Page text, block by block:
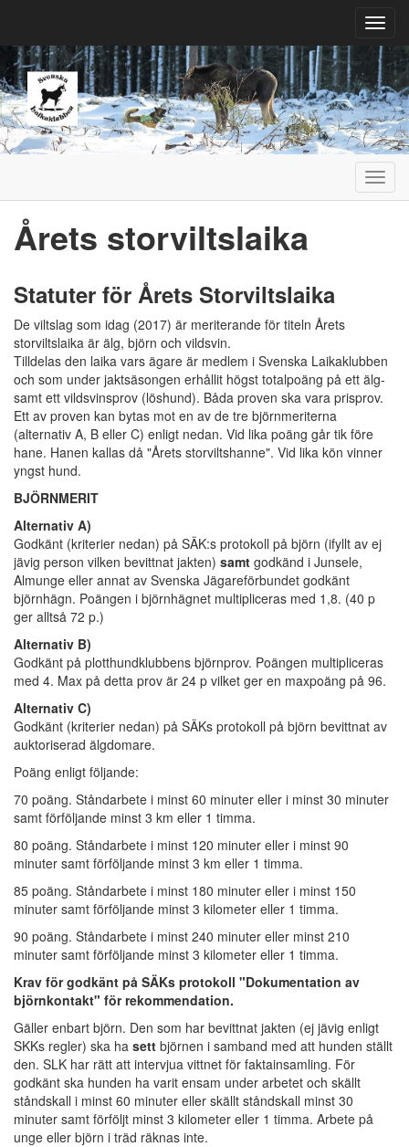
Årets storviltslaika
Statuter för Årets Storviltslaika
De viltslag som idag (2017) är meriterande för titeln Årets
storviltslaika är älg, björn och vildsvin.
Tilldelas den laika vars ägare är medlem i Svenska Laikaklubben
och som under jaktsäsongen erhållit högst totalpoäng på ett älg-
samt ett vildsvinsprov (löshund). Båda proven ska vara prisprov.
Ett av proven kan bytas mot en av de tre björnmeriterna
(alternativ A, B eller C) enligt nedan. Vid lika poäng går tik före
hane. Hanen kallas då "Årets storviltshanne". Vid lika kön vinner
yngst hund.
BJÖRNMERIT
Alternativ A)
Godkänt (kriterier nedan) på SÄK:s protokoll på björn (ifyllt av ej
jävig person vilken bevittnat jakten) samt godkänd i Junsele,
Almunge eller annat av Svenska Jägareförbundet godkänt
björnhägn. Poängen i björnhägnet multipliceras med 1,8. (40 p
ger alltså 72 p.)
Alternativ B)
Godkänt på plotthundklubbens björnprov. Poängen multipliceras
med 4. Max på detta prov är 24 p vilket ger en maxpoäng på 96.
Alternativ C)
Godkänt (kriterier nedan) på SÄKs protokoll på björn bevittnat av
auktoriserad älgdomare.
Poäng enligt följande:
70 poäng. Ståndarbete i minst 60 minuter eller i minst 30 minuter
samt förföljande minst 3 km eller 1 timma.
80 poäng. Ståndarbete i minst 120 minuter eller i minst 90
minuter samt förföljande minst 3 km eller 1 timma.
85 poäng. Ståndarbete i minst 180 minuter eller i minst 150
minuter samt förföljande minst 3 kilometer eller 1 timma.
90 poäng. Ståndarbete i minst 240 minuter eller minst 210
minuter samt förföljande minst 3 kilometer eller 1 timma.
Krav för godkänt på SÄKs protokoll "Dokumentation av
björnkontakt" för rekommendation.
Gäller enbart björn. Den som har bevittnat jakten (ej jävig enligt
SKKs regler) ska ha sett björnen i samband med att hunden ställt
den. SLK har rätt att intervjua vittnet för faktainsamling. För
godkänt ska hunden ha varit ensam under arbetet och skällt
ståndskall i minst 60 minuter eller skällt ståndskall minst 30
minuter samt förföljt minst 3 kilometer eller 1 timma. Arbete på
unge eller björn i träd räknas inte.